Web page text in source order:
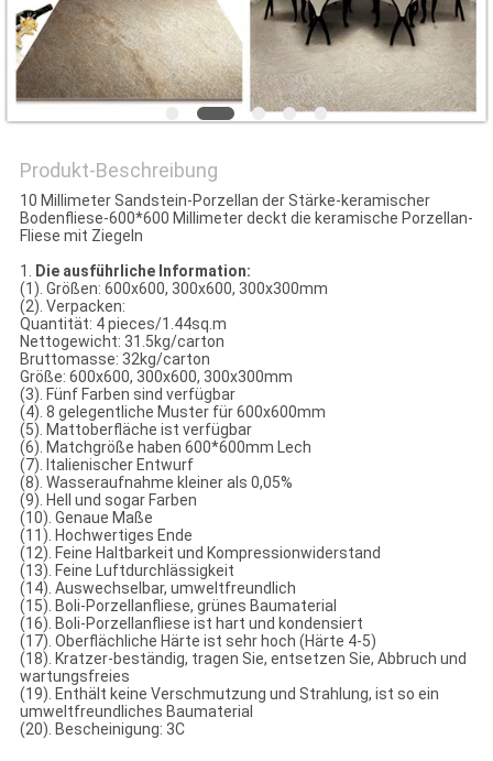
Produkt-Beschreibung
10 Millimeter Sandstein-Porzellan der Stärke-keramischer
Bodenfliese-600*600 Millimeter deckt die keramische Porzellan-
Fliese mit Ziegeln
1. Die ausführliche Information:
(1). Größen: 600x600, 300x600, 300x300mm
(2). Verpacken:
Quantität: 4 pieces/1.44sq.m
Nettogewicht: 31.5kg/carton
Bruttomasse: 32kg/carton
Größe: 600x600, 300x600, 300x300mm
(3). Fünf Farben sind verfügbar
(4). 8 gelegentliche Muster für 600x600mm
(5). Mattoberfläche ist verfügbar
(6). Matchgröße haben 600*600mm Lech
(7). Italienischer Entwurf
(8). Wasseraufnahme kleiner als 0,05%
(9). Hell und sogar Farben
(10). Genaue Maße
(11). Hochwertiges Ende
(12). Feine Haltbarkeit und Kompressionwiderstand
(13). Feine Luftdurchlässigkeit
(14). Auswechselbar, umweltfreundlich
(15). Boli-Porzellanfliese, grünes Baumaterial
(16). Boli-Porzellanfliese ist hart und kondensiert
(17). Oberflächliche Härte ist sehr hoch (Härte 4-5)
(18). Kratzer-beständig, tragen Sie, entsetzen Sie, Abbruch und
wartungsfreies
(19). Enthält keine Verschmutzung und Strahlung, ist so ein
umweltfreundliches Baumaterial
(20). Bescheinigung: 3C